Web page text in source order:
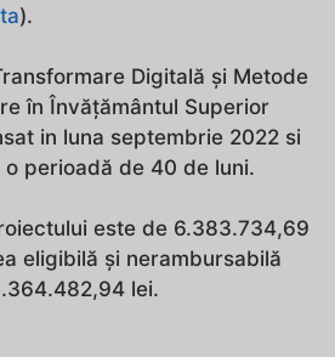
).
Digitală și Metode
în Învățământul Superior
in luna septembrie 2022 si
perioadă de 40 de luni.
este de 6.383.734,69
eligibilă și nerambursabilă
lei.